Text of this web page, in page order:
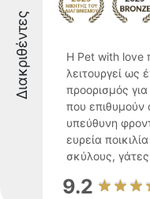
Διακριθέντες
Η Pet with love
λειτουργεί ως
προορισμός για
που επιθυμούν
υπεύθυνη
ευρεία
σκύλους,
9.2